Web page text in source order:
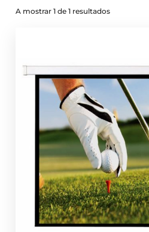
A mostrar 1 de 1 resultados